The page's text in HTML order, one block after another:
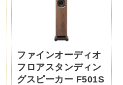
ファインオーディオ
フロアスタンディン
グスピーカー F501S